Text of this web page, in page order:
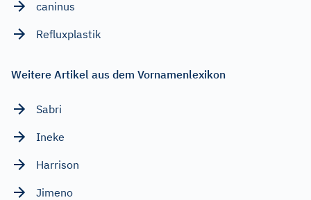
caninus
Refluxplastik
Weitere Artikel aus dem Vornamenlexikon
Sabri
Ineke
Harrison
Jimeno